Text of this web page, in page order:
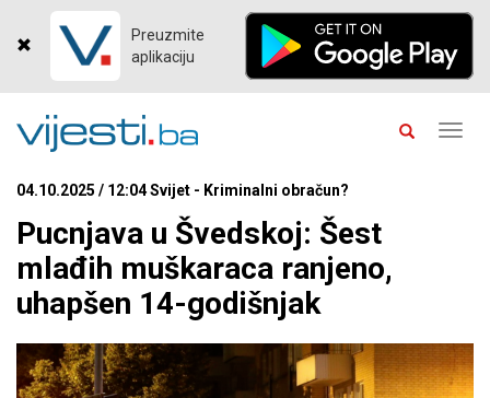
Preuzmite
aplikaciju
04.10.2025 / 12:04 Svijet - Kriminalni obračun?
Pucnjava u Švedskoj: Šest
mlađih muškaraca ranjeno,
uhapšen 14-godišnjak